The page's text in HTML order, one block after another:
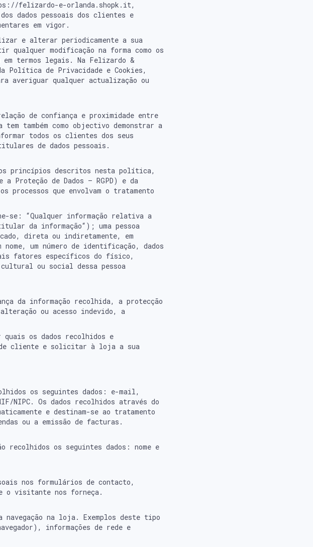
felizardo-e-orlanda.shopk.it,
dados pessoais dos clientes e
em vigor.
e alterar periodicamente a sua
modificação na forma como os
em termos legais. Na Felizardo &
Política de Privacidade e Cookies,
averiguar qualquer actualização ou
de confiança e proximidade entre
também como objectivo demonstrar a
todos os clientes dos seus
de dados pessoais.
princípios descritos nesta política,
a Proteção de Dados – RGPD) e da
processos que envolvam o tratamento
se: “Qualquer informação relativa a
da informação“); uma pessoa
direta ou indiretamente, em
um número de identificação, dados
fatores específicos do físico,
ou social dessa pessoa
da informação recolhida, a protecção
ou acesso indevido, a
os dados recolhidos e
de cliente e solicitar à loja a sua
os seguintes dados: e-mail,
NIPC. Os dados recolhidos através do
e destinam-se ao tratamento
ou a emissão de facturas.
recolhidos os seguintes dados: nome e
nos formulários de contacto,
o visitante nos forneça.
navegação na loja. Exemplos deste tipo
informações de rede e